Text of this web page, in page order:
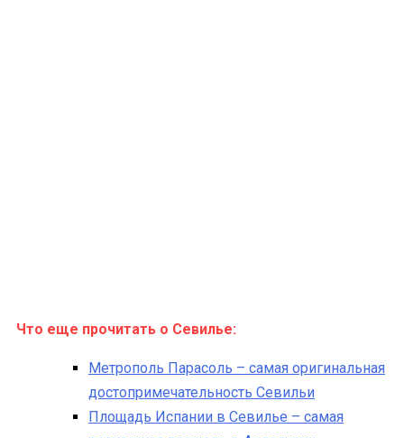
Что еще прочитать о Севилье:
Метрополь Парасоль – самая оригинальная
достопримечательность Севильи
Площадь Испании в Севилье – самая